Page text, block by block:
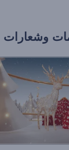
وشعارات